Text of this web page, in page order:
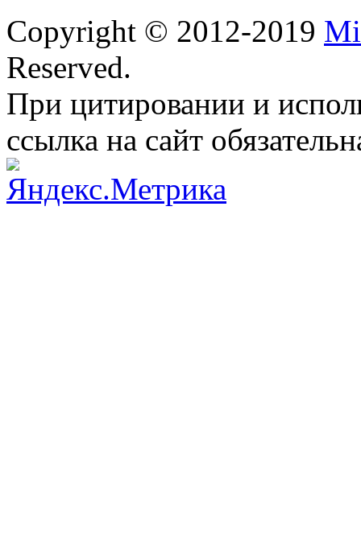
Copyright © 2012-2019
Reserved.
При цитировании и
ссылка на сайт